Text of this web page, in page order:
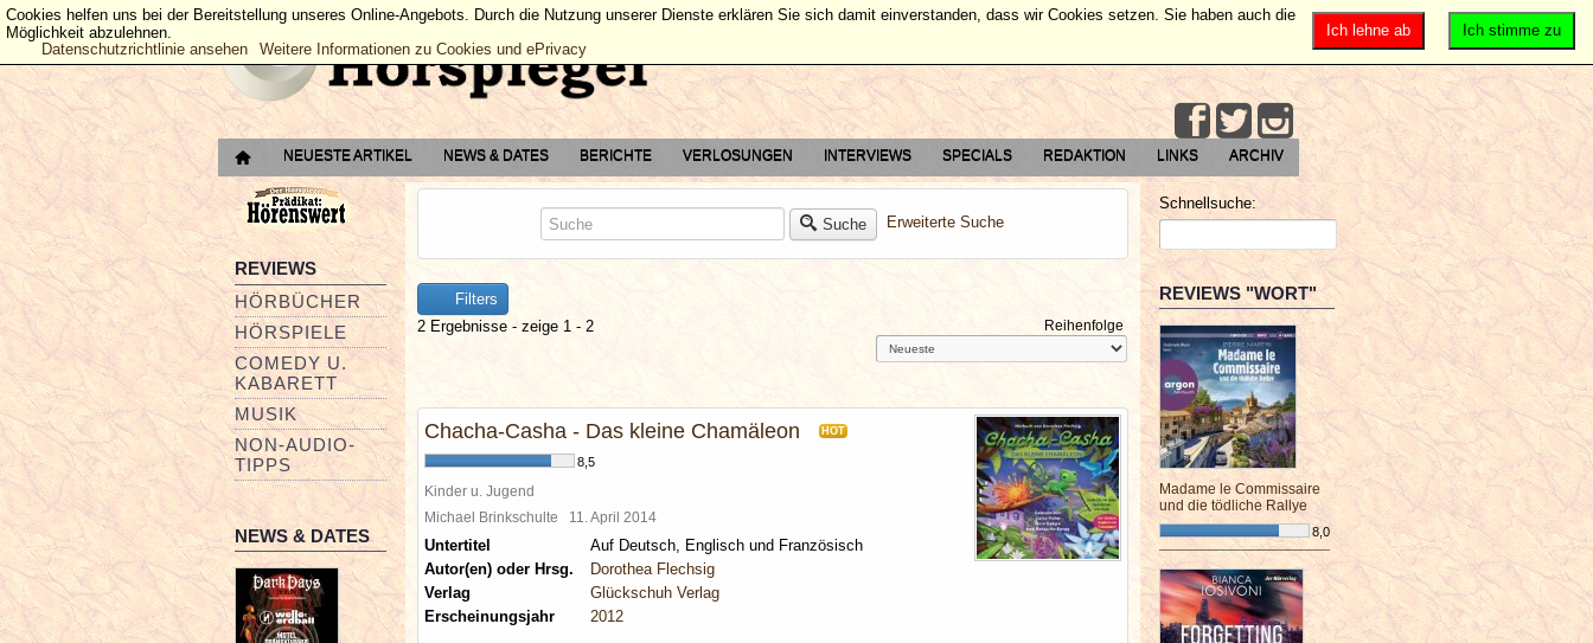
NEUESTE ARTIKEL NEWS & DATES BERICHTE VERLOSUNGEN INTERVIEWS SPECIALS REDAKTION LINKS ARCHIV
REVIEWS
HÖRBÜCHER
HÖRSPIELE
COMEDY U.
KABARETT
MUSIK
NON-AUDIO-
TIPPS
NEWS & DATES
Suche Erweiterte Suche
Filters
2 Ergebnisse - zeige 1 - 2
Reihenfolge
Chacha-Casha - Das kleine Chamäleon HOT
8,5
Kinder u. Jugend
Michael Brinkschulte 11. April 2014
Untertitel
Auf Deutsch, Englisch und Französisch
Autor(en) oder Hrsg.
Dorothea Flechsig
Verlag
Glückschuh Verlag
Erscheinungsjahr
2012
Schnellsuche:
REVIEWS "WORT"
Madame le Commissaire
und die tödliche Rallye
8,0
¯¯¯¯¯¯¯¯¯¯¯¯¯¯¯¯¯¯¯¯¯¯¯¯
Ich stimme zu
Ich lehne ab
Cookies helfen uns bei der Bereitstellung unseres Online-Angebots. Durch die Nutzung unserer Dienste erklären Sie sich damit einverstanden, dass wir Cookies setzen. Sie haben auch die
Möglichkeit abzulehnen.
Datenschutzrichtlinie ansehen
Weitere Informationen zu Cookies und ePrivacy